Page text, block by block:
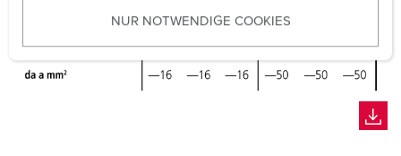
w
NUR NOTWENDIGE COOKIES